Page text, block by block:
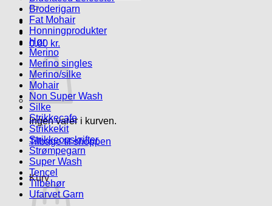
efter:
0,00 kr.
Ingen varer i kurven.
Tilbage til shoppen
Kurv
Broderigarn
Fat Mohair
Honningprodukter
Hør
Merino
Merino singles
Merino/silke
Mohair
Non Super Wash
Silke
Strikkecafe
Strikkekit
Strikkeopskrifter
Strømpegarn
Super Wash
Tencel
Tilbehør
Ufarvet Garn